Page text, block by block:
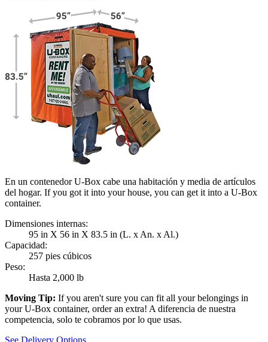
En un contenedor U-Box cabe una habitación y media de artículos
del hogar. If you got it into your house, you can get it into a U-Box
container.
Dimensiones internas:
95 in X 56 in X 83.5 in (L. x An. x Al.)
Capacidad:
257 pies cúbicos
Peso:
Hasta 2,000 lb
Moving Tip: If you aren't sure you can fit all your belongings in
yourU-Box container, order an extra! A diferencia de nuestra
competencia, solo te cobramos por lo que usas.